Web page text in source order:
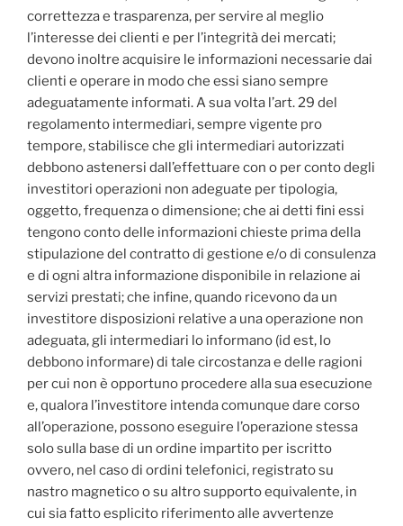
correttezza e trasparenza, per servire al meglio
l’interesse dei clienti e per l’integrità dei mercati;
devono inoltre acquisire le informazioni necessarie dai
clienti e operare in modo che essi siano sempre
adeguatamente informati. A sua volta l’art. 29 del
regolamento intermediari, sempre vigente pro
tempore, stabilisce che gli intermediari autorizzati
debbono astenersi dall’effettuare con o per conto degli
investitori operazioni non adeguate per tipologia,
oggetto, frequenza o dimensione; che ai detti fini essi
tengono conto delle informazioni chieste prima della
stipulazione del contratto di gestione e/o di consulenza
e di ogni altra informazione disponibile in relazione ai
servizi prestati; che infine, quando ricevono da un
investitore disposizioni relative a una operazione non
adeguata, gli intermediari lo informano (id est, lo
debbono informare) di tale circostanza e delle ragioni
per cui non è opportuno procedere alla sua esecuzione
e, qualora l’investitore intenda comunque dare corso
all’operazione, possono eseguire l’operazione stessa
solo sulla base di un ordine impartito per iscritto
ovvero, nel caso di ordini telefonici, registrato su
nastro magnetico o su altro supporto equivalente, in
cui sia fatto esplicito riferimento alle avvertenze